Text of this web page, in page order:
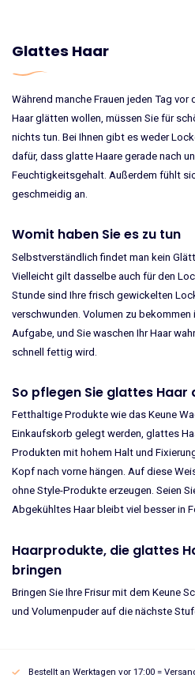
Glattes Haar
Während manche Frauen jeden Tag
Haar glätten wollen, müssen Sie für
nichts tun. Bei Ihnen gibt es weder
dafür, dass glatte Haare gerade nach
Feuchtigkeitsgehalt. Außerdem fühlt
geschmeidig an.
Womit haben Sie es zu tun
Selbstverständlich findet man kein
Vielleicht gilt dasselbe auch für den
Stunde sind Ihre frisch gewickelten
verschwunden. Volumen zu
Aufgabe, und Sie waschen Ihr Haar
schnell fettig wird.
So pflegen Sie glattes Haar
Fetthaltige Produkte wie das Keune
Einkaufskorb gelegt werden, glattes
Produkten mit hohem Halt und
Kopf nach vorne hängen. Auf diese
ohne Style-Produkte erzeugen. Seien
Abgekühltes Haar bleibt viel besser in
Haarprodukte, die glattes
bringen
Bringen Sie Ihre Frisur mit dem Keune
und Volumenpuder auf die nächste
Bestellt an Werktagen vor 17:00 =